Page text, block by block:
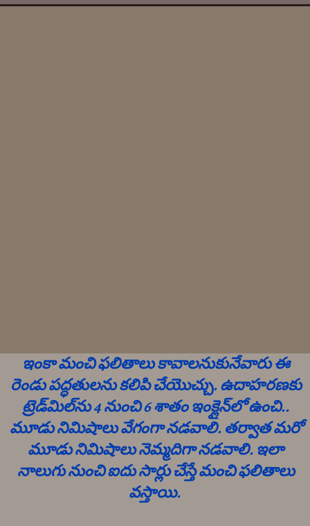
ఇంకా మంచి ఫలితాలు కావాలనుకునేవారు ఈ
రెండు పద్ధతులను కలిపి చేయొచ్చు. ఉదాహరణకు
ట్రెడ్‌మిల్‌ను 4 నుంచి 6 శాతం ఇంక్లైన్‌లో ఉంచి..
మూడు నిమిషాలు వేగంగా నడవాలి. తర్వాత మరో
మూడు నిమిషాలు నెమ్మదిగా నడవాలి. ఇలా
నాలుగు నుంచి ఐదు సార్లు చేస్తే మంచి ఫలితాలు
వస్తాయి.